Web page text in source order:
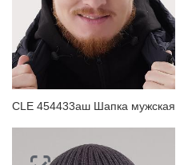
CLE 454433аш Шапка мужская